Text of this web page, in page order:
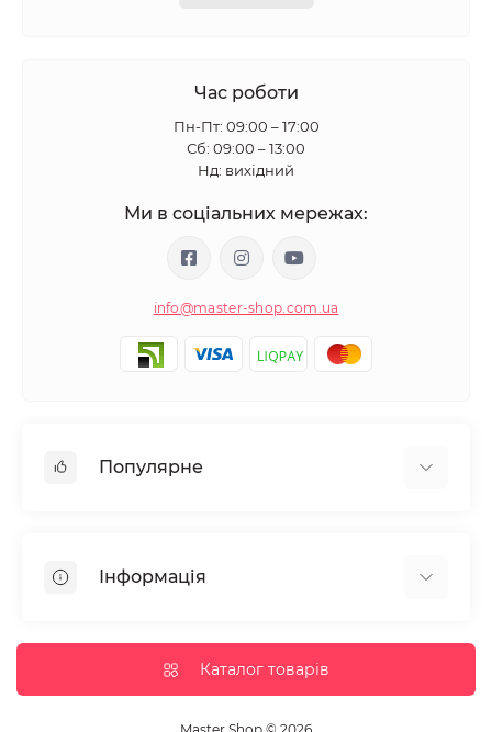
Час роботи
Пн-Пт: 09:00 – 17:00
Сб: 09:00 – 13:00
Нд: вихідний
Ми в соціальних мережах:
info@master-shop.com.ua
Популярне
Парафінотерапія
Вії та брови
Дезінфекція та стерилізація
Інформація
Доставка та оплата
Корисні статті
Каталог товарів